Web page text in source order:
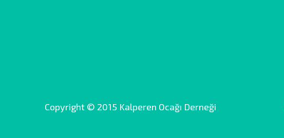
Copyright © 2015 Kalperen Ocağı Derneği